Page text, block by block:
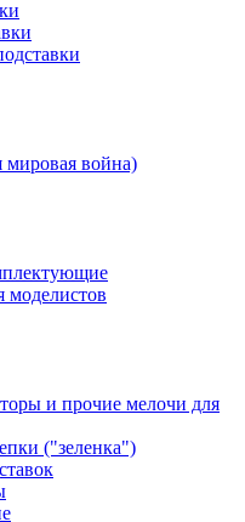
мировая война)
моделистов
и прочие мелочи для
("зеленка")